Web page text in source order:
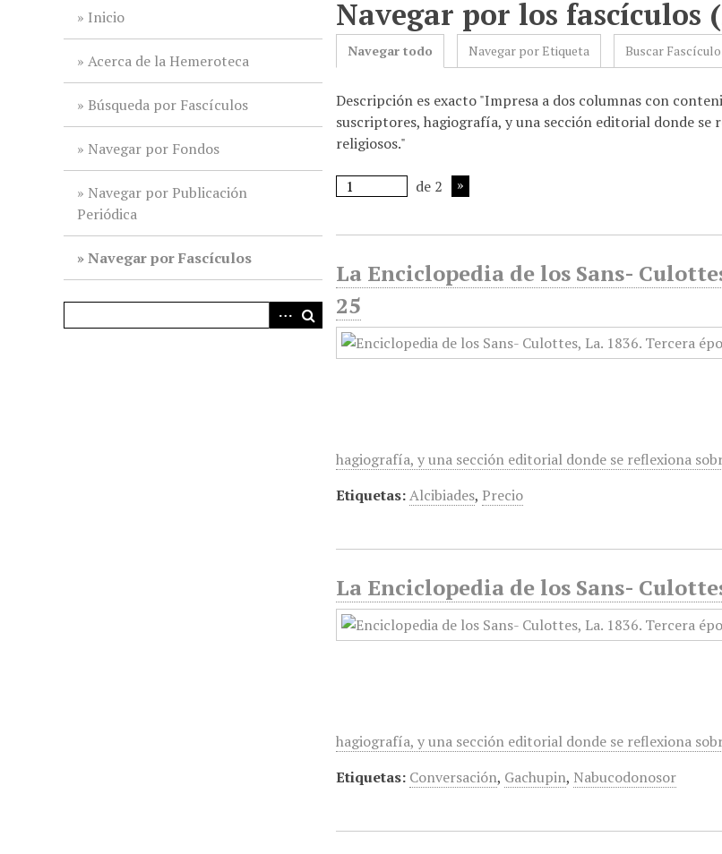
Inicio
Acerca de la Hemeroteca
Búsqueda por Fascículos
Navegar por Fondos
Navegar por Publicación
Periódica
Navegar por Fascículos
Navegar por los fascículos
Navegar todo Navegar por Etiqueta Buscar
Descripción es exacto "Impresa a dos columnas con
suscriptores, hagiografía, y una sección editorial donde
religiosos."
de 2
La Enciclopedia de los Sans-
25
hagiografía, y una sección editorial donde se reflexiona
Etiquetas:Alcibiades, Precio
La Enciclopedia de los Sans-
hagiografía, y una sección editorial donde se reflexiona
Etiquetas: Conversación, Gachupin, Nabucodonosor